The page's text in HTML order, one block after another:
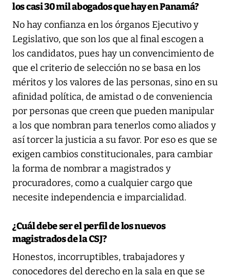
los casi 30 mil abogados que hay en Panamá?
No hay confianza en los órganos Ejecutivo y
Legislativo, que son los que al final escogen a
los candidatos, pues hay un convencimiento de
que el criterio de selección no se basa en los
méritos y los valores de las personas, sino en su
afinidad política, de amistad o de conveniencia
por personas que creen que pueden manipular
a los que nombran para tenerlos como aliados y
así torcer la justicia a su favor. Por eso es que se
exigen cambios constitucionales, para cambiar
la forma de nombrar a magistrados y
procuradores, como a cualquier cargo que
necesite independencia e imparcialidad.
¿Cuál debe ser el perfil de los nuevos
magistrados de la CSJ?
Honestos, incorruptibles, trabajadores y
conocedores del derecho en la sala en que se